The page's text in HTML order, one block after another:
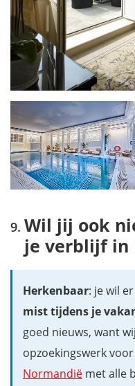
Wil jij ook
je verblijf in
Herkenbaar: je wil
mist tijdens je
goed nieuws, want
opzoekingswerk
Normandië met alle